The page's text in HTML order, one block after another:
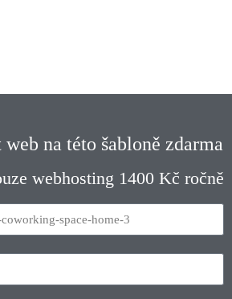
na této šabloně zdarma
webhosting 1400 Kč ročně